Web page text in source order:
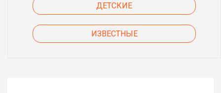
ДЕТСКИЕ
ИЗВЕСТНЫЕ